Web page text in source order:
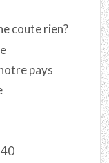
coute rien?
pays